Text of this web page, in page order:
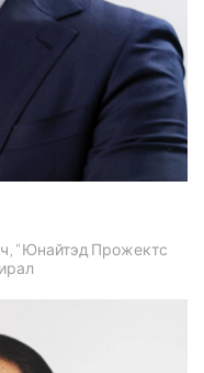
“Юнайтэд Прожектс